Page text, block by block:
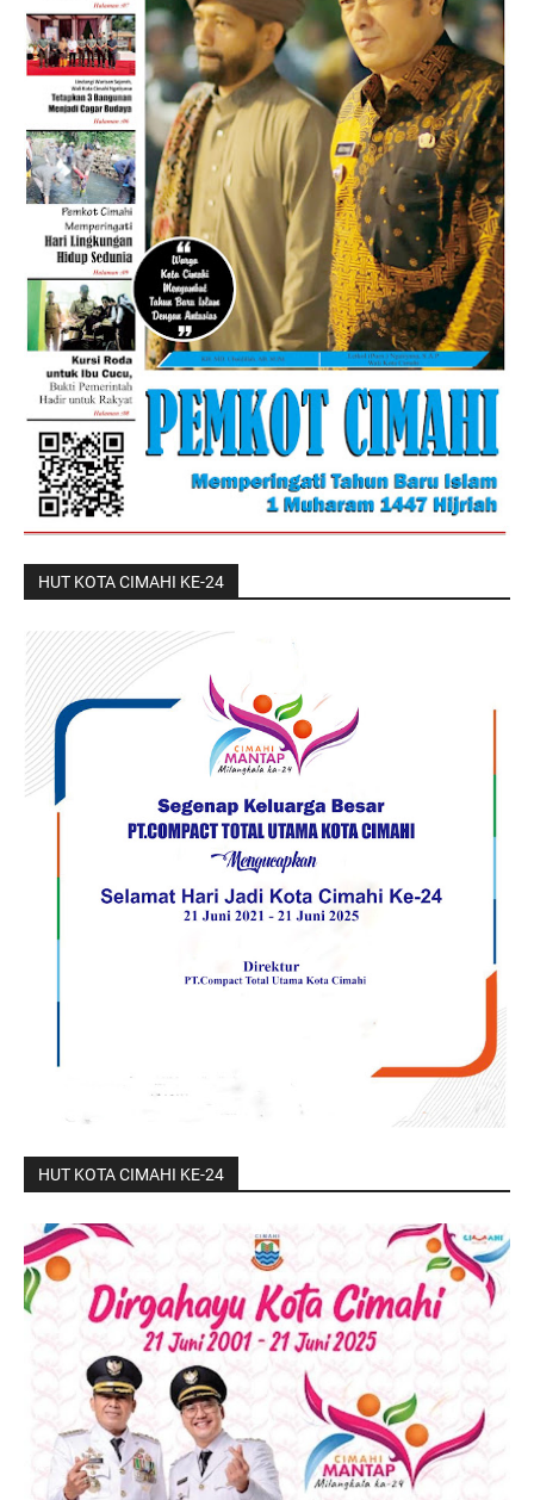
HUT KOTA CIMAHI KE-24
HUT KOTA CIMAHI KE-24